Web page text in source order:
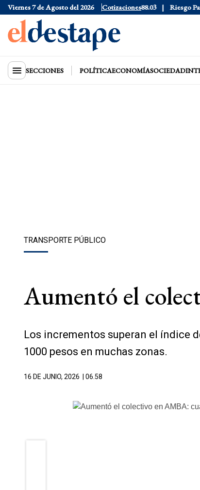
Viernes 7 de Agosto del 2026 Cotizaciones
$1530 Dólar CCL $1577.3 Euro $1688.03 Riesgo País
SECCIONES POLÍTICAECONOMÍASOCIEDAD
TRANSPORTE PÚBLICO
Aumentó el
Los incrementos superan el índice
1000 pesos en muchas zonas.
16 DE JUNIO, 2026 | 06.58